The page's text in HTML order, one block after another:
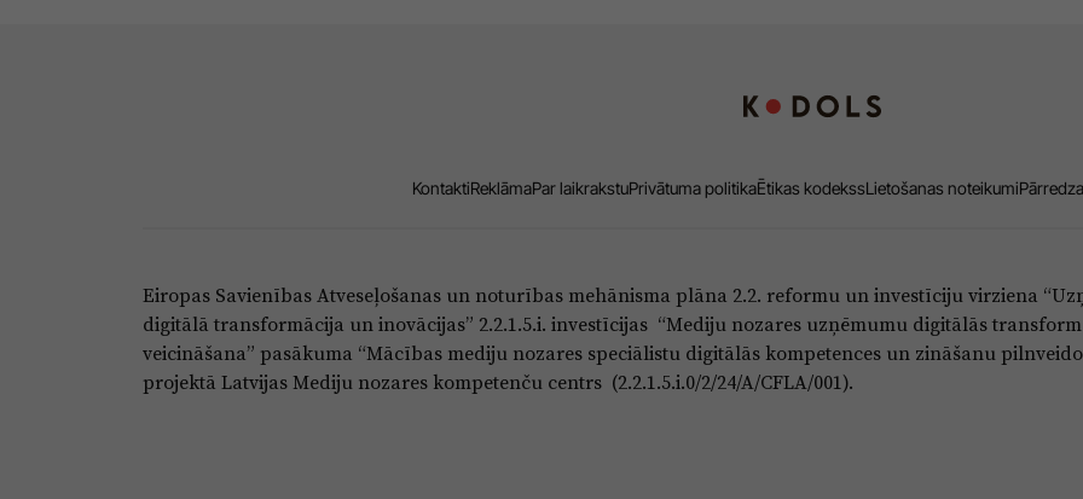
KontaktiReklāmaPar laikrakstuPrivātuma politikaĒtikas kodekssLietošanas noteikumi
Eiropas Savienības Atveseļošanas un noturības mehānisma plāna 2.2. reformu un investīciju virziena
digitālā transformācija un inovācijas” 2.2.1.5.i. investīcijas “Mediju nozares uzņēmumu digitālās
veicināšana” pasākuma “Mācības mediju nozares speciālistu digitālās kompetences un zināšanu
projektā Latvijas Mediju nozares kompetenču centrs (2.2.1.5.i.0/2/24/A/CFLA/001).